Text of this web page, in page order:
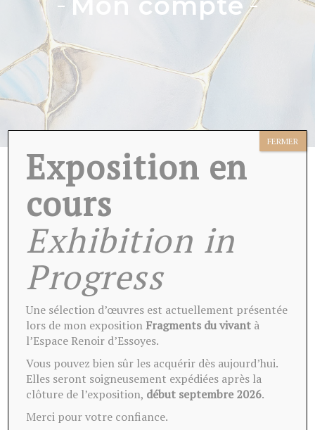
IDENTIFIANT OU ADRESSE DE MESSAGERIE
MOT DE PASSE*
SE SOUVENIR DE MOI Mot de passe perdu ?
Exposition en
cours
Exhibition in
Progress
Une sélection d’œuvres est actuellement présentée
lors de mon exposition Fragments du vivant à
l’Espace Renoir d’Essoyes.
Vous pouvez bien sûr les acquérir dès aujourd’hui.
Elles seront soigneusement expédiées après la
clôture de l’exposition, début septembre 2026.
Merci pour votre confiance.
FERMER